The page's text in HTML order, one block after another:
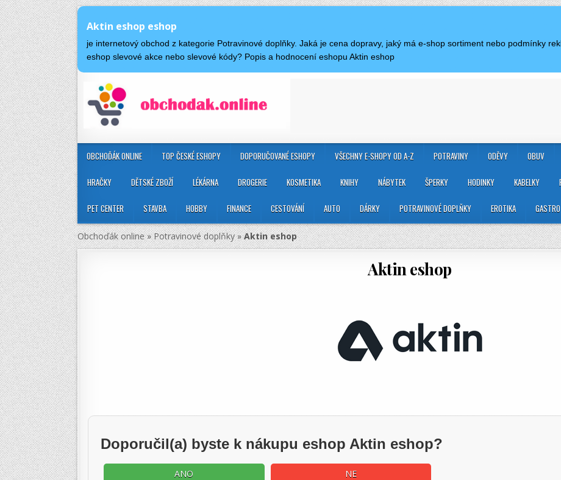
Aktin eshop eshop
je internetový obchod z kategorie Potravinové doplňky. Jaká je cena dopravy, jaký má e-shop sortiment nebo podmínky
eshop slevové akce nebo slevové kódy? Popis a hodnocení eshopu Aktin eshop
OBCHOĎÁK ONLINE TOP ČESKÉ ESHOPY DOPORUČOVANÉ ESHOPY VŠECHNY E-SHOPY OD A-Z POTRAVINY ODĚVY OBUV
HRAČKY DĚTSKÉ ZBOŽÍ LÉKÁRNA DROGERIE KOSMETIKA KNIHY NÁBYTEK ŠPERKY HODINKY KABELKY
PET CENTER STAVBA HOBBY FINANCE CESTOVÁNÍ AUTO DÁRKY POTRAVINOVÉ DOPLŇKY EROTIKA GASTRO
Obchoďák online»Potravinové doplňky»Aktin eshop
Aktin eshop
Doporučil(a) byste k nákupu eshop Aktin eshop?
ANO NE